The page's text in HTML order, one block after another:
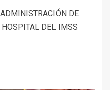
DE
HOSPITAL DEL IMSS